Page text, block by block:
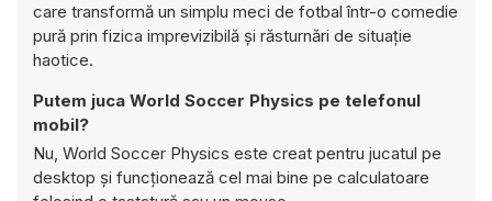
care transformă un simplu meci de fotbal într-o comedie
pură prin fizica imprevizibilă și răsturnări de situație
haotice.
Putem juca World Soccer Physics pe telefonul
mobil?
Nu, World Soccer Physics este creat pentru jucatul pe
desktop și funcționează cel mai bine pe calculatoare